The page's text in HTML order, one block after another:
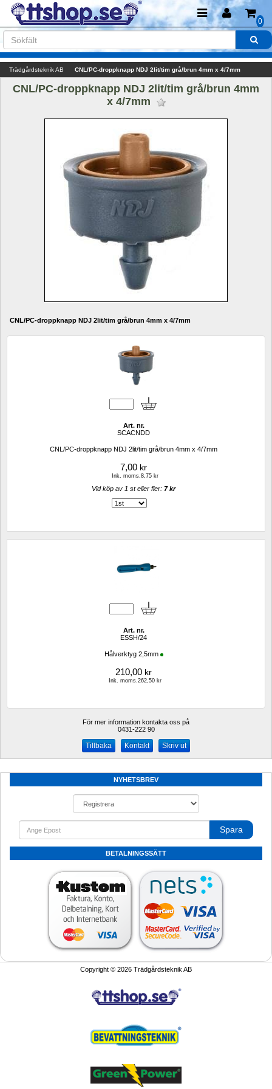
0
Trädgårdsteknik AB CNL/PC-droppknapp NDJ 2lit/tim grå/brun 4mm x 4/7mm
CNL/PC-droppknapp NDJ 2lit/tim grå/brun 4mm
x 4/7mm
CNL/PC-droppknapp NDJ 2lit/tim grå/brun 4mm x 4/7mm
Art. nr.
SCACNDD
CNL/PC-droppknapp NDJ 2lit/tim grå/brun 4mm x 4/7mm
7,00 kr
Ink. moms.8,75 kr
Vid köp av 1 st eller fler: 7 kr
Art. nr.
ESSH/24
Hålverktyg 2,5mm
210,00 kr
Ink. moms.262,50 kr
För mer information kontakta oss på
0431-222 90
Kontakt Skriv ut
NYHETSBREV
Spara
BETALNINGSSÄTT
Copyright © 2026 Trädgårdsteknik AB